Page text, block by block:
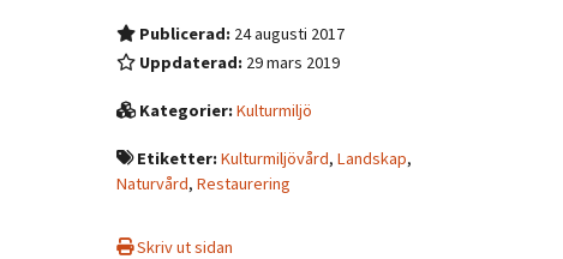
Publicerad: 24 augusti 2017
Uppdaterad: 29 mars 2019
Kategorier:Kulturmiljö
Etiketter:Kulturmiljövård, Landskap,
Naturvård, Restaurering
Skriv ut sidan